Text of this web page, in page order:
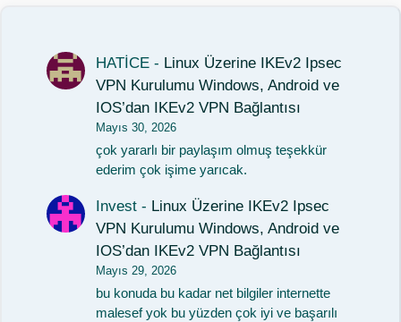
HATİCE - Linux Üzerine IKEv2 Ipsec
VPN Kurulumu Windows, Android ve
IOS’dan IKEv2 VPN Bağlantısı
Mayıs 30, 2026
çok yararlı bir paylaşım olmuş teşekkür
ederim çok işime yarıcak.
Invest - Linux Üzerine IKEv2 Ipsec
VPN Kurulumu Windows, Android ve
IOS’dan IKEv2 VPN Bağlantısı
Mayıs 29, 2026
bu konuda bu kadar net bilgiler internette
malesef yok bu yüzden çok iyi ve başarılı